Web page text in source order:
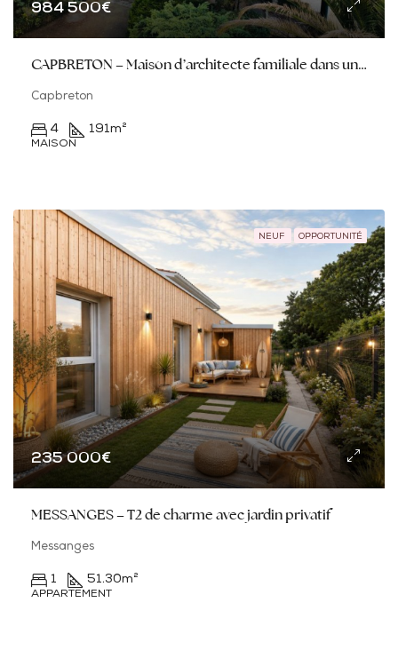
984 500€
CAPBRETON – Maison d’architecte familiale dans un écrin de verdure au calme proche des commodités
Capbreton
4 191m²
MAISON
NEUF OPPORTUNITÉ
235 000€
MESSANGES – T2 de charme avec jardin privatif
Messanges
1 51.30m²
APPARTEMENT